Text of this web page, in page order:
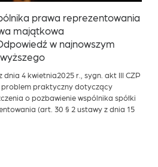
prawa reprezentowania
majątkowa
w najnowszym
dnia 4 kwietnia2025 r., sygn. akt III CZP
problem praktyczny dotyczący
o pozbawienie wspólnika spółki
(art. 30 § 2 ustawy z dnia 15